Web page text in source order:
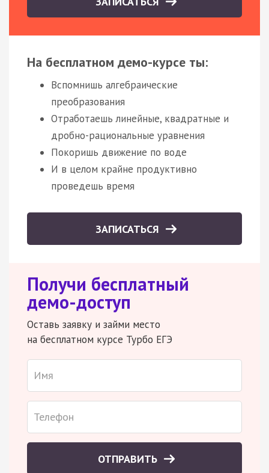
На бесплатном демо-курсе ты:
Вспомнишь алгебраические
преобразования
Отработаешь линейные, квадратные и
дробно-рациональные уравнения
Покоришь движение по воде
И в целом крайне продуктивно
проведешь время
ЗАПИСАТЬСЯ
Получи бесплатный
демо-доступ
Оставь заявку и займи место
на бесплатном курсе Турбо ЕГЭ
ОТПРАВИТЬ